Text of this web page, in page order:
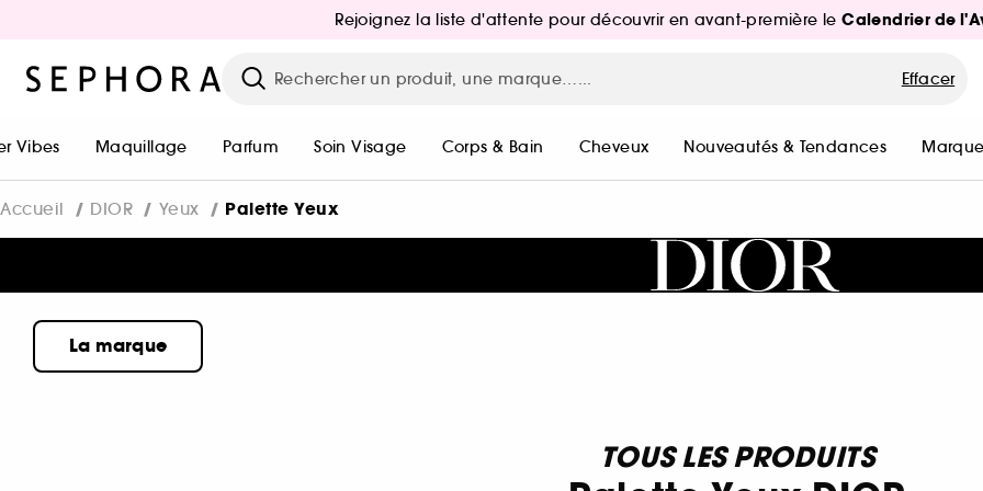
Rejoignez la liste d'attente pour découvrir en avant-première leCalendrier de
Effacer
Vibes Maquillage Parfum Soin Visage Corps & Bain Cheveux Nouveautés & Tendances
Accueil DIOR Yeux Palette Yeux
La marque
TOUS LES PRODUITS